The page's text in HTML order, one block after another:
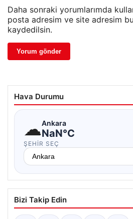
Daha sonraki yorumlarımda
posta adresim ve site adresim bu
kaydedilsin.
Hava Durumu
☁Ankara
NaN°C
ŞEHIR SEÇ
Bizi Takip Edin